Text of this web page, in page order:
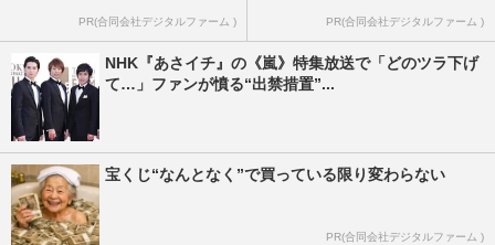
PR(合同会社デジタルファーム ) PR(合同会社デジタルファーム )
NHK『あさイチ』の《嵐》特集放送で「どのツラ下げ
て…」ファンが憤る“出禁措置”...
宝くじ“なんとなく”で買っている限り変わらない
PR(合同会社デジタルファーム )